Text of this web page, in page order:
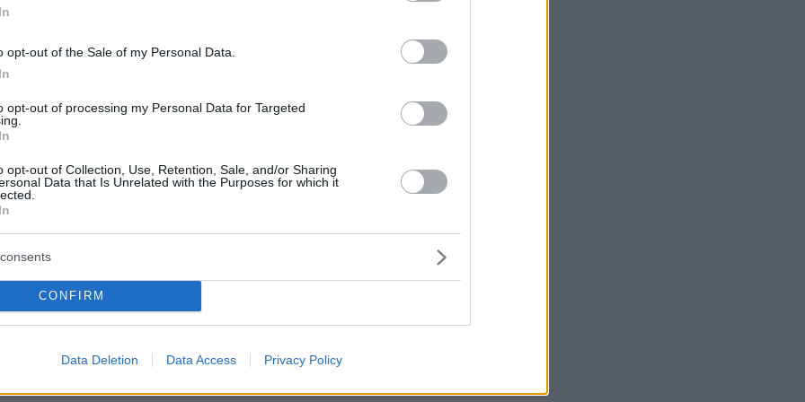
opt-out of the Sale of my Personal Data.
opt-out of processing my Personal Data for Targeted
opt-out of Collection, Use, Retention, Sale, and/or Sharing
Data that Is Unrelated with the Purposes for which it
CONFIRM
Data Deletion Data Access Privacy Policy
νέο πρόεδρο
ασφάλεια
- Τι τρώμε
(8/8/2026)
επίπεδο της
στον
κατά 37% σε
στη
τους ένα παιδί
Ήττα της Σάκκαρη με 2-0 από την
Γκοφ και αποκλεισμός στο Τορόντο
Ο Κούτσιας πέτυχε το πρώτο γκολ
της φετινής Primeira Liga, δείτε το
Δικαστήριο: «Εθνική ντροπή» το
Λευκού Οίκου
ΕΙΔΗΣΕΙΣ